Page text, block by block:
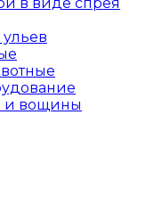
и вощины